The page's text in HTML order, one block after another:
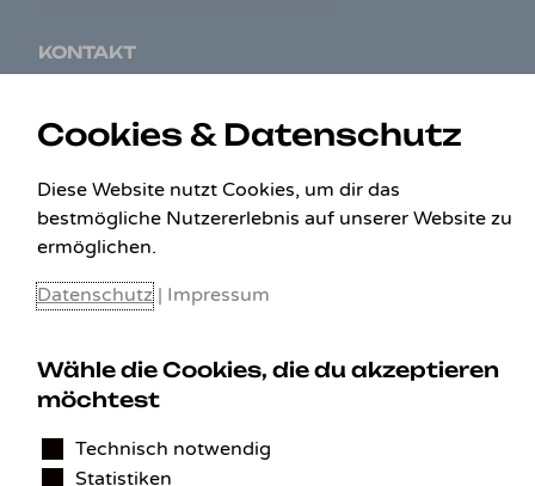
KONTAKT
Autopflege Stelzner
97799 Zeitlofs
Deutschland
Tel.:09746-9308051
E-Mail:service@detailingverliebt.de
Vertrag widerrufen
Cookies & Datenschutz
Diese Website nutzt Cookies, um dir das
bestmögliche Nutzererlebnis auf unserer Website zu
ermöglichen.
Datenschutz | Impressum
Wähle die Cookies, die du akzeptieren
möchtest
Technisch notwendig
Statistiken